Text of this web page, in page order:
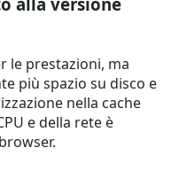
le prestazioni, ma
più spazio su disco e
nella cache
e della rete è